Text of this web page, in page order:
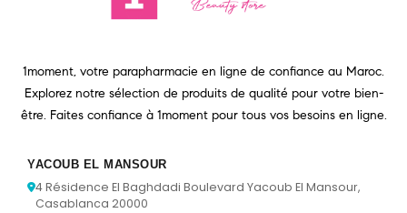
1moment, votre parapharmacie en ligne de confiance au Maroc.
Explorez notre sélection de produits de qualité pour votre bien-
être. Faites confiance à 1moment pour tous vos besoins en ligne.
YACOUB EL MANSOUR
4 Résidence El Baghdadi Boulevard Yacoub El Mansour,
Casablanca 20000